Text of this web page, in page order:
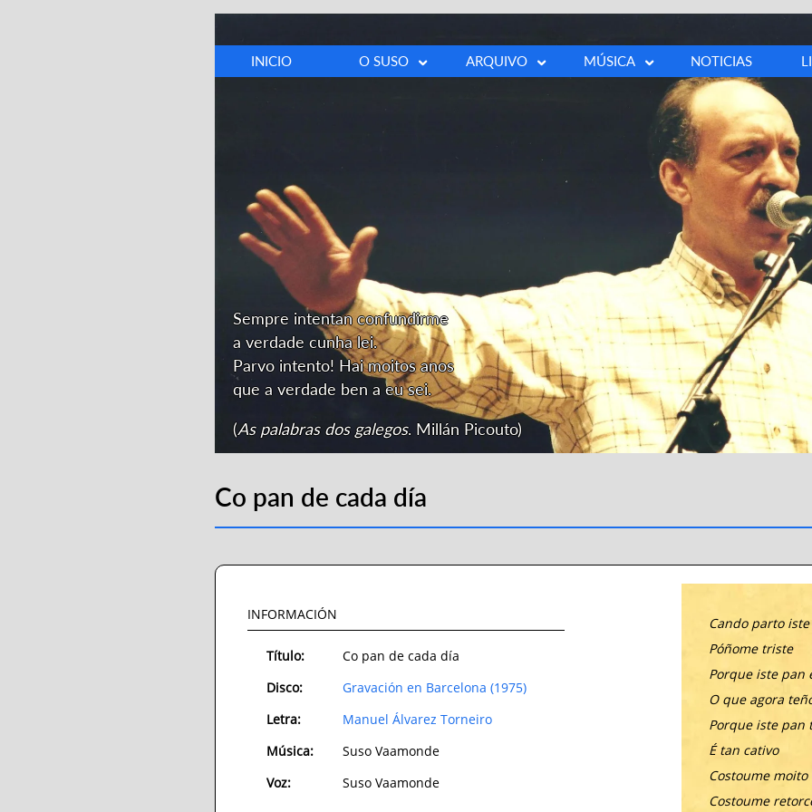
INICIO
O SUSO
ARQUIVO
MÚSICA
NOTICIAS
Sempre intentan confundirme
a verdade cunha lei.
Parvo intento! Hai moitos anos
que a verdade ben a eu sei.
(As palabras dos galegos. Millán Picouto)
Co pan de cada día
INFORMACIÓN
Título:
Co pan de cada día
Disco:
Gravación en Barcelona (1975)
Letra:
Manuel Álvarez Torneiro
Música:
Suso Vaamonde
Voz:
Suso Vaamonde
Cando parto
Póñome triste
Porque iste pan
O que agora
Porque iste pan
É tan cativo
Costoume moito
Costoume